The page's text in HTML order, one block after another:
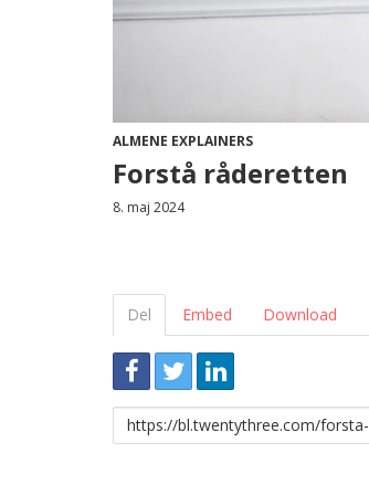
ALMENE EXPLAINERS
Forstå råderetten
8. maj 2024
Del Embed Download
Link
til